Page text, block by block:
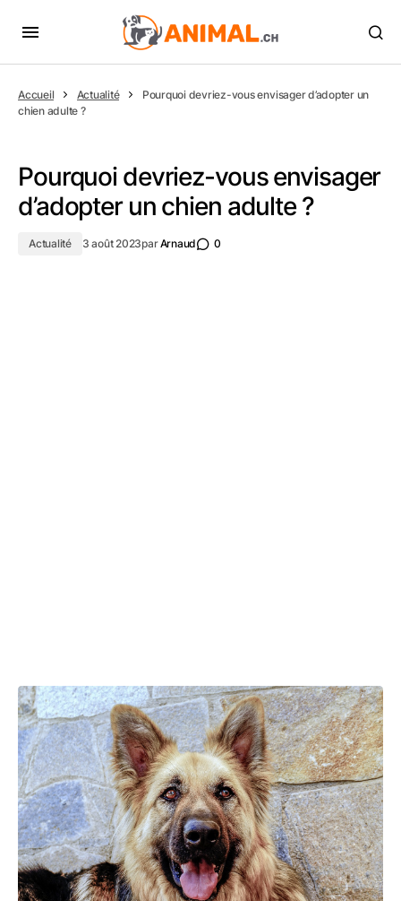
Accueil Actualité
Pourquoi devriez-vous envisager d’adopter un
chien adulte ?
Pourquoi devriez-vous envisager
d’adopter un chien adulte ?
Actualité 3 août 2023parArnaud 0